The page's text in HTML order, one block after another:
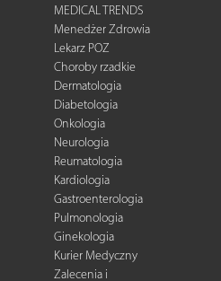
MEDICAL TRENDS
Menedżer Zdrowia
Lekarz POZ
Choroby rzadkie
Dermatologia
Diabetologia
Onkologia
Neurologia
Reumatologia
Kardiologia
Gastroenterologia
Pulmonologia
Ginekologia
Kurier Medyczny
Zalecenia i